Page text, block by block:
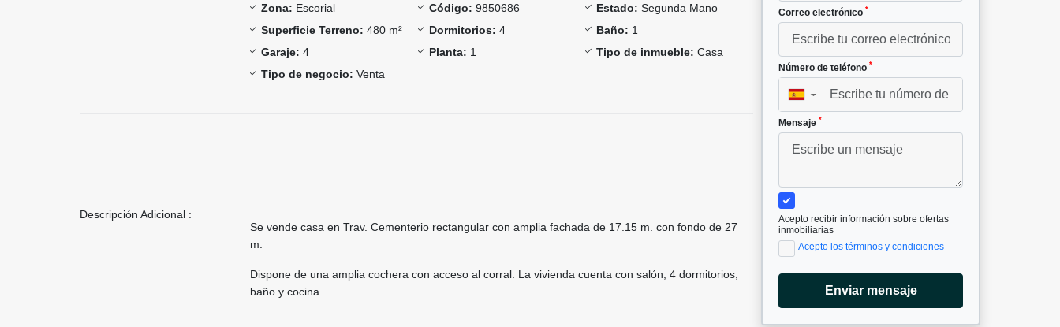
Zona: Escorial Código: 9850686 Estado: Segunda Mano
Superficie Terreno: 480 m² Dormitorios: 4 Baño: 1
Garaje: 4 Planta: 1 Tipo de inmueble: Casa
Tipo de negocio: Venta
Descripción Adicional :
Se vende casa en Trav. Cementerio rectangular con amplia fachada de 17.15 m. con fondo de 27
m.
Dispone de una amplia cochera con acceso al corral. La vivienda cuenta con salón, 4 dormitorios,
baño y cocina.
Correo electrónico *
Número de teléfono *
▼
Mensaje *
Acepto recibir información sobre ofertas
inmobiliarias
Acepto los términos y condiciones
Enviar mensaje